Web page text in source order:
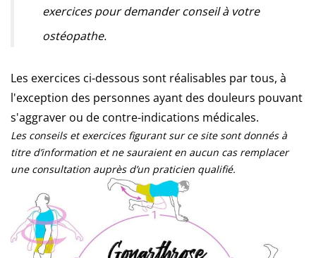
exercices pour demander conseil à votre
ostéopathe.
Les exercices ci-dessous sont réalisables par tous, à
l'exception des personnes ayant des douleurs pouvant
s'aggraver ou de contre-indications médicales.
Les conseils et exercices figurant sur ce site sont donnés à
titre d’information et ne sauraient en aucun cas remplacer
une consultation auprès d’un praticien qualifié.